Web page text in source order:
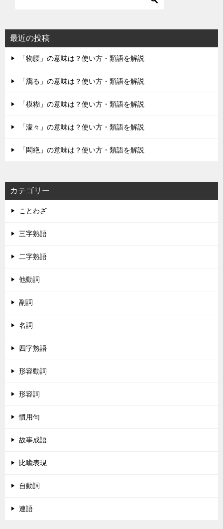
シ
ョ
最近の投稿
「物腰」の意味は？使い方・類語を解説
「靄る」の意味は？使い方・類語を解説
「模糊」の意味は？使い方・類語を解説
「濛々」の意味は？使い方・類語を解説
「悶絶」の意味は？使い方・類語を解説
カテゴリー
ことわざ
三字熟語
二字熟語
他動詞
副詞
名詞
四字熟語
形容動詞
形容詞
慣用句
故事成語
比喩表現
自動詞
連語